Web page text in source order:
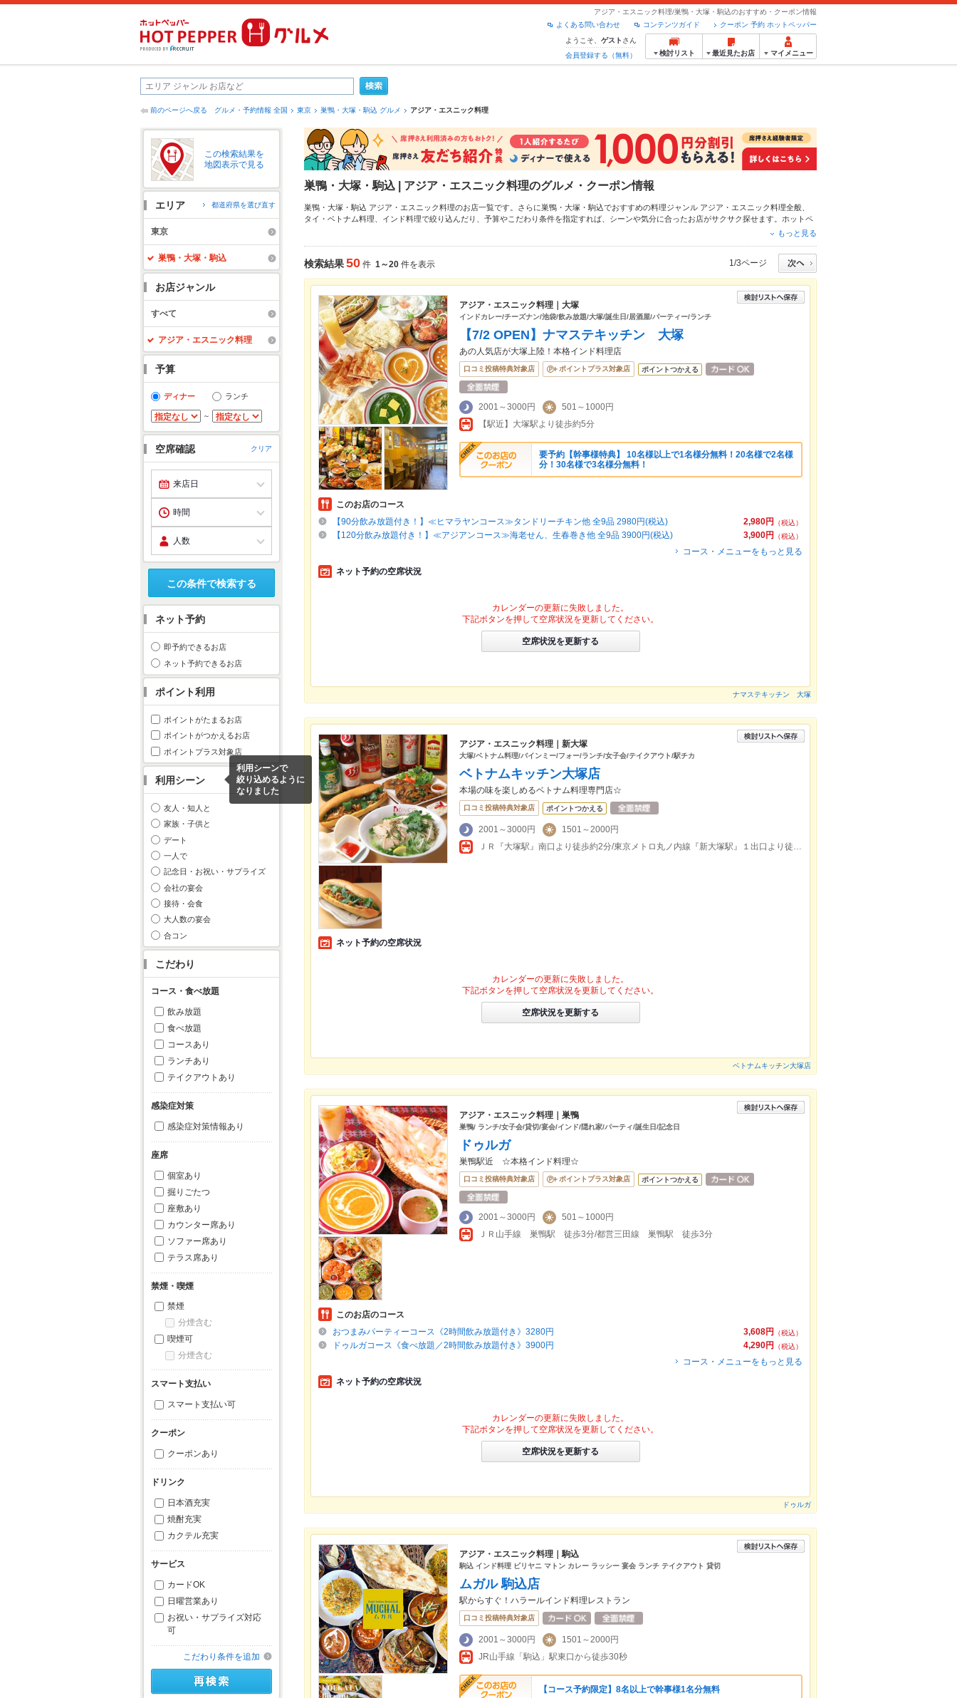
アジア・エスニック料理/巣鴨・大塚・駒込のおすすめ・クーポン情報
クーポン 予約 ホットペッパー
コンテンツガイド
よくある問い合わせ
ようこそ、 ゲスト さん
会員登録する（無料）
検討リスト 最近見たお店 マイメニュー
前のページへ戻る グルメ・予約情報 全国 東京 巣鴨・大塚・駒込 グルメ アジア・エスニック料理
この検索結果を
地図表示で見る
エリア 都道府県を選び直す
東京
巣鴨・大塚・駒込
お店ジャンル
すべて
アジア・エスニック料理
予算
ディナー ランチ
～
空席確認 クリア
この条件で検索する
ネット予約
即予約できるお店
ネット予約できるお店
ポイント利用
ポイントがたまるお店
ポイントがつかえるお店
ポイントプラス対象店
利用シーン
利用シーンで
絞り込めるように
なりました
友人・知人と
家族・子供と
デート
一人で
記念日・お祝い・サプライズ
会社の宴会
接待・会食
大人数の宴会
合コン
こだわり
コース・食べ放題
飲み放題
食べ放題
コースあり
ランチあり
テイクアウトあり
感染症対策
感染症対策情報あり
座席
個室あり
掘りごたつ
座敷あり
カウンター席あり
ソファー席あり
テラス席あり
禁煙・喫煙
禁煙
分煙含む
喫煙可
分煙含む
スマート支払い
スマート支払い可
クーポン
クーポンあり
ドリンク
日本酒充実
焼酎充実
カクテル充実
サービス
カードOK
日曜営業あり
お祝い・サプライズ対応
可
こだわり条件を追加
巣鴨・大塚・駒込 | アジア・エスニック料理のグルメ・クーポン情報
巣鴨・大塚・駒込 アジア・エスニック料理のお店一覧です。さらに巣鴨・大塚・駒込でおすすめの料理ジャンル アジア・エスニック料理全般
タイ・ベトナム料理
インド料理で絞り込んだり、予算やこだわり条件を指定すれば、シーンや気分に合ったお店がサクサク探せます。ホットペ
や季節のおすすめ料理など、お店の
もっと見る
検索結果50 件 1～20 件を表示 1/3ページ
アジア・エスニック料理｜大塚
インドカレー/チーズナン/池袋/飲み放題/大塚/誕生日/居酒屋/パーティー/ランチ
【7/2 OPEN】ナマステキッチン 大塚
あの人気店が大塚上陸！本格インド料理店
口コミ投稿特典対象店 ポイントプラス対象店 ポイントつかえる
2001～3000円
501～1000円
【駅近】大塚駅より徒歩約5分
要予約【幹事様特典】 10名様以上で1名様分無料！20名様で2名様
分！30名様で3名様分無料！
このお店のコース
2,980円
（税込）
【90分飲み放題付き！】≪ヒマラヤンコース≫タンドリーチキン他 全9品 2980円(税込)
3,900円
（税込）
【120分飲み放題付き！】≪アジアンコース≫海老せん、生春巻き他 全9品 3900円(税込)
コース・メニューをもっと見る
ネット予約の空席状況
カレンダーの更新に失敗しました。
下記ボタンを押して空席状況を更新してください。
空席状況を更新する
ナマステキッチン 大塚
アジア・エスニック料理｜新大塚
大塚/ベトナム料理/バインミー/フォー/ランチ/女子会/テイクアウト/駅チカ
ベトナムキッチン大塚店
本場の味を楽しめるベトナム料理専門店☆
口コミ投稿特典対象店 ポイントつかえる
2001～3000円
1501～2000円
ＪＲ『大塚駅』南口より徒歩約2分/東京メトロ丸ノ内線『新大塚駅』１出口より徒歩約9分
ネット予約の空席状況
カレンダーの更新に失敗しました。
下記ボタンを押して空席状況を更新してください。
空席状況を更新する
ベトナムキッチン大塚店
アジア・エスニック料理｜巣鴨
巣鴨/ ランチ/女子会/貸切/宴会/インド/隠れ家/パーティ/誕生日/記念日
ドゥルガ
巣鴨駅近 ☆本格インド料理☆
口コミ投稿特典対象店 ポイントプラス対象店 ポイントつかえる
2001～3000円
501～1000円
ＪＲ山手線 巣鴨駅 徒歩3分/都営三田線 巣鴨駅 徒歩3分
このお店のコース
3,608円
（税込）
おつまみパーティーコース《2時間飲み放題付き》3280円
4,290円
（税込）
ドゥルガコース《食べ放題／2時間飲み放題付き》3900円
コース・メニューをもっと見る
ネット予約の空席状況
カレンダーの更新に失敗しました。
下記ボタンを押して空席状況を更新してください。
空席状況を更新する
ドゥルガ
アジア・エスニック料理｜駒込
駒込 インド料理 ビリヤニ マトン カレー ラッシー 宴会 ランチ テイクアウト 貸切
ムガル 駒込店
駅からすぐ！ハラールインド料理レストラン
口コミ投稿特典対象店
2001～3000円
1501～2000円
JR山手線「駒込」駅東口から徒歩30秒
【コース予約限定】8名以上で幹事様1名分無料